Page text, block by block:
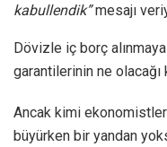
kabullendik”mesajı
Dövizle iç borç
garantilerinin ne
Ancak kimi
büyürken bir yandan